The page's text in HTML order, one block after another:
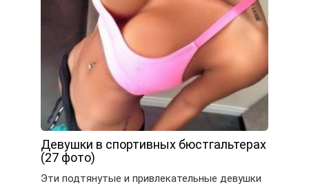
Девушки в спортивных бюстгальтерах
(27 фото)
Эти подтянутые и привлекательные девушки